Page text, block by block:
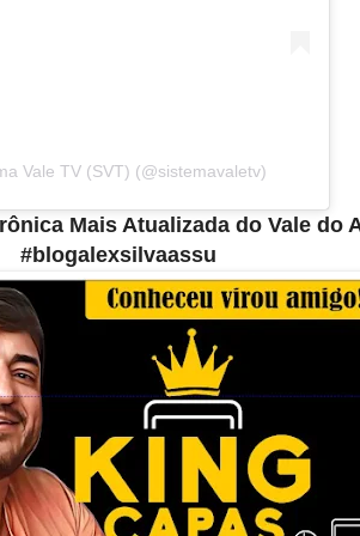
Vale TV (SVT) (@sistemavaletv)
Mais Atualizada do Vale do
#blogalexsilvaassu